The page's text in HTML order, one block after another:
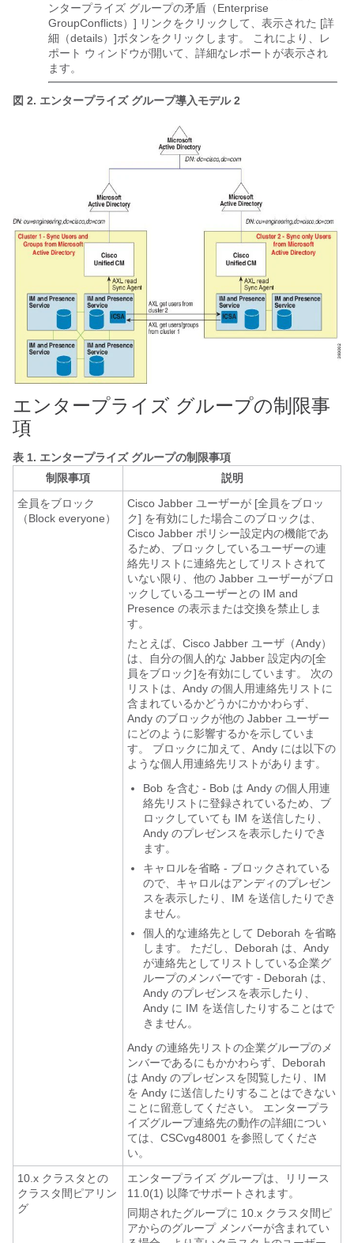
ンタープライズ グループの矛盾（Enterprise
GroupConflicts）] リンクをクリックして、表示された [詳
細（details）]ボタンをクリックします。 これにより、レ
ポート ウィンドウが開いて、詳細なレポートが表示され
ます。
図 2. エンタープライズ グループ導入モデル 2
エンタープライズ グループの制限事
項
表 1. エンタープライズ グループの制限事項
制限事項
説明
全員をブロック
（Block everyone）
Cisco Jabber ユーザーが [全員をブロッ
ク] を有効にした場合このブロックは、
Cisco Jabber ポリシー設定内の機能であ
るため、ブロックしているユーザーの連
絡先リストに連絡先としてリストされて
いない限り、他の Jabber ユーザーがブロ
ックしているユーザーとの IM and
Presence の表示または交換を禁止しま
す。
たとえば、Cisco Jabber ユーザ（Andy）
は、自分の個人的な Jabber 設定内の[全
員をブロック]を有効にしています。 次の
リストは、Andy の個人用連絡先リストに
含まれているかどうかにかかわらず、
Andy のブロックが他の Jabber ユーザー
にどのように影響するかを示していま
す。 ブロックに加えて、Andy には以下の
ような個人用連絡先リストがあります。
Bob を含む - Bob は Andy の個人用連
絡先リストに登録されているため、ブ
ロックしていても IM を送信したり、
Andy のプレゼンスを表示したりでき
ます。
キャロルを省略 - ブロックされている
ので、キャロルはアンディのプレゼン
スを表示したり、IM を送信したりでき
ません。
個人的な連絡先として Deborah を省略
します。 ただし、Deborah は、Andy
が連絡先としてリストしている企業グ
ループのメンバーです - Deborah は、
Andy のプレゼンスを表示したり、
Andy に IM を送信したりすることはで
きません。
Andy の連絡先リストの企業グループのメ
ンバーであるにもかかわらず、Deborah
は Andy のプレゼンスを閲覧したり、IM
を Andy に送信したりすることはできない
ことに留意してください。 エンタープラ
イズグループ連絡先の動作の詳細につい
ては、CSCvg48001 を参照してくださ
い。
10.x クラスタとの
クラスタ間ピアリン
グ
エンタープライズ グループは、リリース
11.0(1) 以降でサポートされます。
同期されたグループに 10.x クラスタ間ピ
アからのグループ メンバーが含まれてい